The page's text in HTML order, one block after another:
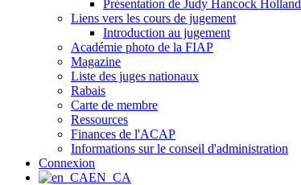
Présentation de Judy Hancock Holland
Liens vers les cours de jugement
Introduction au jugement
Académie photo de la FIAP
Magazine
Liste des juges nationaux
Rabais
Carte de membre
Ressources
Finances de l'ACAP
Informations sur le conseil d'administration
Connexion
EN_CA